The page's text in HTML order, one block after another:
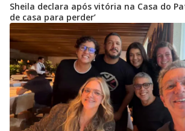
Sheila declara após vitória na Casa do
de casa para perder’